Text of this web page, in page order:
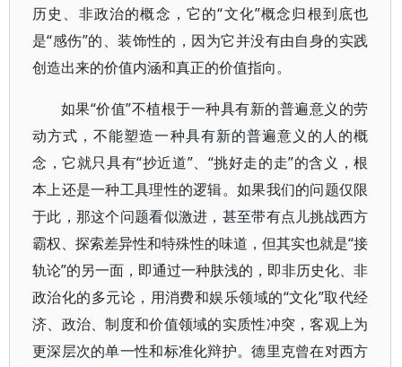
历史、非政治的概念，它的“文化”概念归根到底也
是“感伤”的、装饰性的，因为它并没有由自身的实践
创造出来的价值内涵和真正的价值指向。
如果“价值”不植根于一种具有新的普遍意义的劳
动方式，不能塑造一种具有新的普遍意义的人的概
念，它就只具有“抄近道”、“挑好走的走”的含义，根
本上还是一种工具理性的逻辑。如果我们的问题仅限
于此，那这个问题看似激进，甚至带有点儿挑战西方
霸权、探索差异性和特殊性的味道，但其实也就是“接
轨论”的另一面，即通过一种肤浅的，即非历史化、非
政治化的多元论，用消费和娱乐领域的“文化”取代经
济、政治、制度和价值领域的实质性冲突，客观上为
更深层次的单一性和标准化辩护。德里克曾在对西方